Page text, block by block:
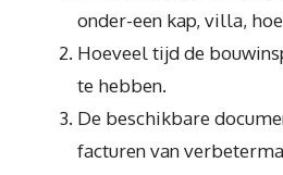
onder-een kap, villa,
Hoeveel tijd de
te hebben.
De beschikbare
facturen van